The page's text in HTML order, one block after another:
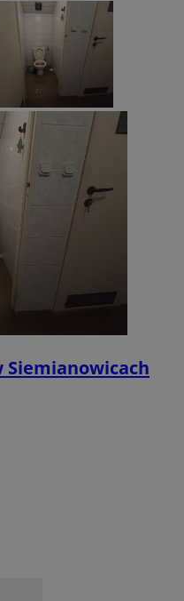
Siemianowicach